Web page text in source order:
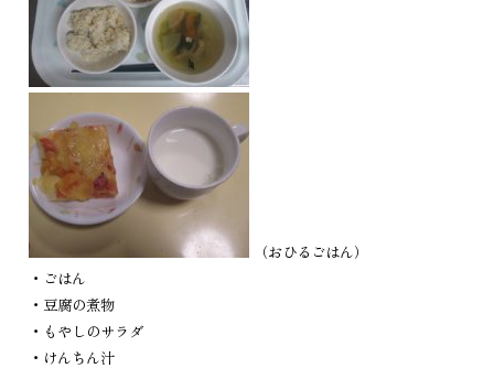
（おひるごはん）
・ごはん
・豆腐の煮物
・もやしのサラダ
・けんちん汁